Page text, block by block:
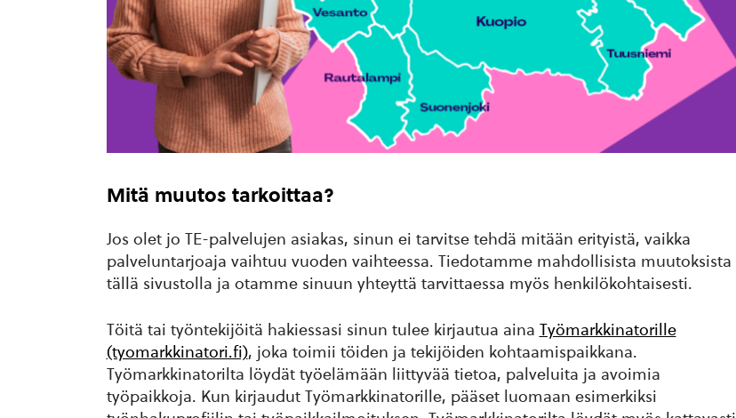
Mitä muutos tarkoittaa?
Jos olet jo TE-palvelujen asiakas, sinun ei tarvitse tehdä mitään erityistä, vaikka
palveluntarjoaja vaihtuu vuoden vaihteessa. Tiedotamme mahdollisista muutoksista
tällä sivustolla ja otamme sinuun yhteyttä tarvittaessa myös henkilökohtaisesti.
Töitä tai työntekijöitä hakiessasi sinun tulee kirjautua aina Työmarkkinatorille
(tyomarkkinatori.fi), joka toimii töiden ja tekijöiden kohtaamispaikkana.
Työmarkkinatorilta löydät työelämään liittyvää tietoa, palveluita ja avoimia
työpaikkoja. Kun kirjaudut Työmarkkinatorille, pääset luomaan esimerkiksi